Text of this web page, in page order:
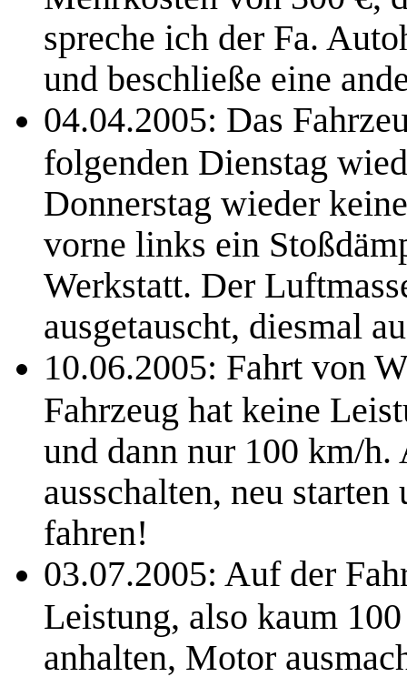
spreche ich der Fa.
und beschließe eine
04.04.2005: Das
folgenden Dienstag
Donnerstag wieder
vorne links ein
Werkstatt. Der
ausgetauscht, diesmal
10.06.2005: Fahrt von
Fahrzeug hat keine
und dann nur 100 km/
ausschalten, neu
fahren!
03.07.2005: Auf der
Leistung, also kaum
anhalten, Motor